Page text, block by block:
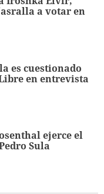
a votar en
es cuestionado
en entrevista
ejerce el
Sula